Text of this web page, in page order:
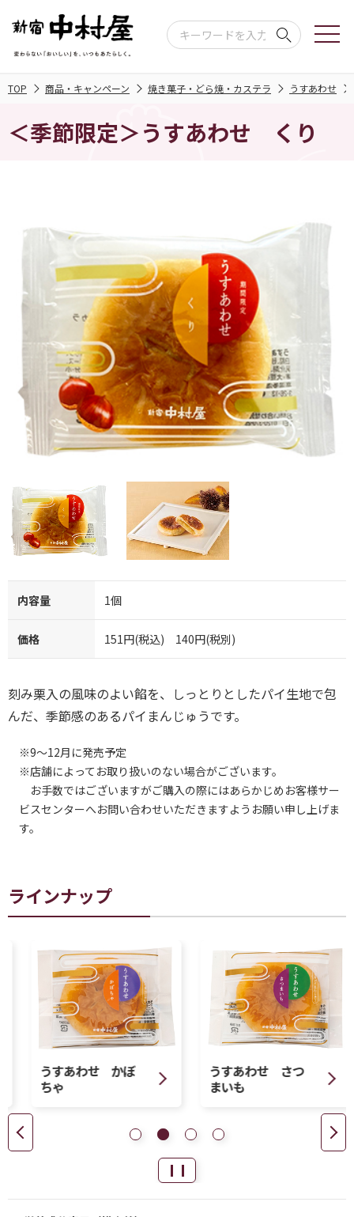
TOP 商品・キャンペーン 焼き菓子・どら焼・カステラ うすあわせ
＜季節限定＞うすあわせ くり
内容量 1個
価格 151円(税込) 140円(税別)
刻み栗入の風味のよい餡を、しっとりとしたパイ生地で包
んだ、季節感のあるパイまんじゅうです。
※9～12月に発売予定
※店舗によってお取り扱いのない場合がございます。
お手数ではございますがご購入の際にはあらかじめお客様サー
ビスセンターへお問い合わせいただきますようお願い申し上げま
す。
ラインナップ
うすあわせ かぼ
ちゃ
うすあわせ さつ
まいも